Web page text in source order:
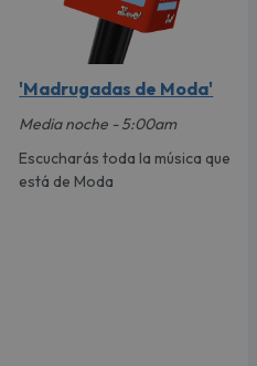
'Madrugadas de Moda'
Media noche - 5:00am
Escucharás toda la música que
está de Moda